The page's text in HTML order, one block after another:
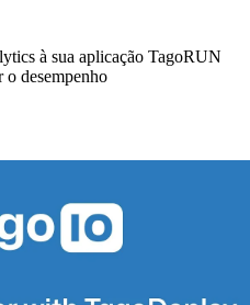
à sua aplicação TagoRUN
o desempenho